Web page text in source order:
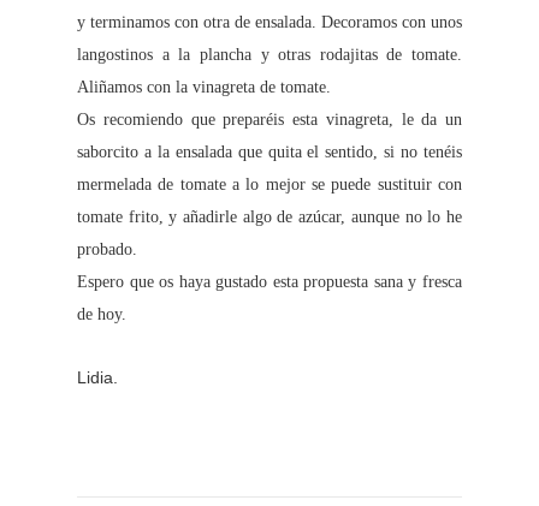
y terminamos con otra de ensalada. Decoramos con unos
langostinos a la plancha y otras rodajitas de tomate.
Aliñamos con la vinagreta de tomate.
Os recomiendo que preparéis esta vinagreta, le da un
saborcito a la ensalada que quita el sentido, si no tenéis
mermelada de tomate a lo mejor se puede sustituir con
tomate frito, y añadirle algo de azúcar, aunque no lo he
probado.
Espero que os haya gustado esta propuesta sana y fresca
de hoy.
Lidia.